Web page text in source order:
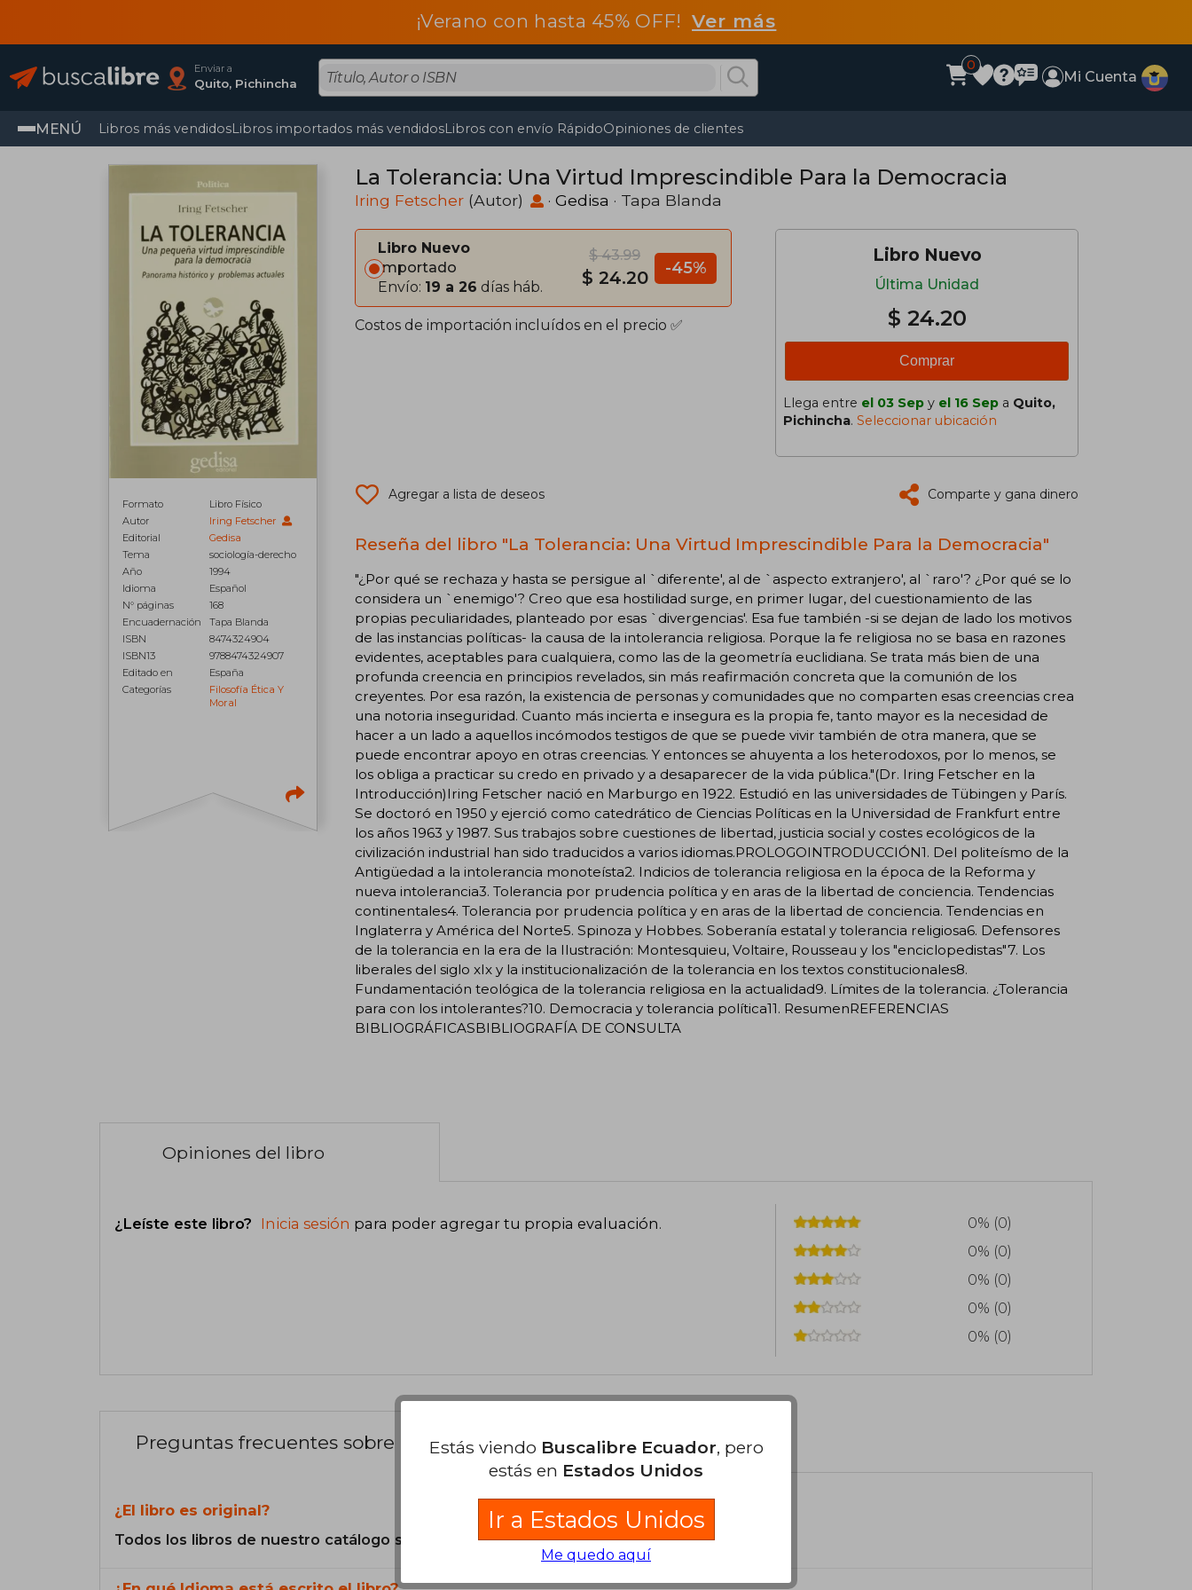
¡Verano con hasta 45% OFF!Ver más
Enviar a
Quito, Pichincha
0
Mi Cuenta
MENÚ Libros más vendidosLibros importados más vendidosLibros con envío RápidoOpiniones de clientes
Formato
Libro Físico
Autor
Iring Fetscher
Editorial
Gedisa
Tema
sociología-derecho
Año
1994
Idioma
Español
N° páginas
168
Encuadernación
Tapa Blanda
ISBN
8474324904
ISBN13
9788474324907
Editado en
España
Categorías
Filosofía Ética Y
Moral
La Tolerancia: Una Virtud Imprescindible Para la Democracia
Iring Fetscher (Autor) · Gedisa · Tapa Blanda
Libro Nuevo
Importado
Envío: 19 a 26 días háb.
$ 43.99
$ 24.20 -45%
Costos de importación incluídos en el precio ✅
Libro Nuevo
Última Unidad
$ 24.20
Comprar
Llega entre el 03 Sep y el 16 Sep a Quito,
Pichincha. Seleccionar ubicación
Agregar a lista de deseos Comparte y gana dinero
Reseña del libro "La Tolerancia: Una Virtud Imprescindible Para la Democracia"
"¿Por qué se rechaza y hasta se persigue al `diferente', al de `aspecto extranjero', al `raro'? ¿Por qué se lo
considera un `enemigo'? Creo que esa hostilidad surge, en primer lugar, del cuestionamiento de las
propias peculiaridades, planteado por esas `divergencias'. Esa fue también -si se dejan de lado los motivos
de las instancias políticas- la causa de la intolerancia religiosa. Porque la fe religiosa no se basa en razones
evidentes, aceptables para cualquiera, como las de la geometría euclidiana. Se trata más bien de una
profunda creencia en principios revelados, sin más reafirmación concreta que la comunión de los
creyentes. Por esa razón, la existencia de personas y comunidades que no comparten esas creencias crea
una notoria inseguridad. Cuanto más incierta e insegura es la propia fe, tanto mayor es la necesidad de
hacer a un lado a aquellos incómodos testigos de que se puede vivir también de otra manera, que se
puede encontrar apoyo en otras creencias. Y entonces se ahuyenta a los heterodoxos, por lo menos, se
los obliga a practicar su credo en privado y a desaparecer de la vida pública."(Dr. Iring Fetscher en la
Introducción)Iring Fetscher nació en Marburgo en 1922. Estudió en las universidades de Tübingen y París.
Se doctoró en 1950 y ejerció como catedrático de Ciencias Políticas en la Universidad de Frankfurt entre
los años 1963 y 1987. Sus trabajos sobre cuestiones de libertad, justicia social y costes ecológicos de la
civilización industrial han sido traducidos a varios idiomas.PROLOGOINTRODUCCIÓN1. Del politeísmo de la
Antigüedad a la intolerancia monoteísta2. Indicios de tolerancia religiosa en la época de la Reforma y
nueva intolerancia3. Tolerancia por prudencia política y en aras de la libertad de conciencia. Tendencias
continentales4. Tolerancia por prudencia política y en aras de la libertad de conciencia. Tendencias en
Inglaterra y América del Norte5. Spinoza y Hobbes. Soberanía estatal y tolerancia religiosa6. Defensores
de la tolerancia en la era de la Ilustración: Montesquieu, Voltaire, Rousseau y los "enciclopedistas"7. Los
liberales del siglo xIx y la institucionalización de la tolerancia en los textos constitucionales8.
Fundamentación teológica de la tolerancia religiosa en la actualidad9. Límites de la tolerancia. ¿Tolerancia
para con los intolerantes?10. Democracia y tolerancia política11. ResumenREFERENCIAS
BIBLIOGRÁFICASBIBLIOGRAFÍA DE CONSULTA
Opiniones del libro
¿Leíste este libro? Inicia sesión para poder agregar tu propia evaluación.
0% (0)
0% (0)
0% (0)
0% (0)
0% (0)
Preguntas frecuentes sobre el libro
¿El libro es original?
Todos los libros de nuestro catálogo son Originales.
Estás viendo Buscalibre Ecuador, pero
estás en Estados Unidos
Ir a Estados Unidos
Me quedo aquí